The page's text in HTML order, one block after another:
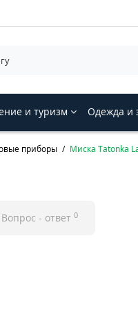
и туризм Одежда и
приборы Миска Tatonka
Вопрос - ответ 0